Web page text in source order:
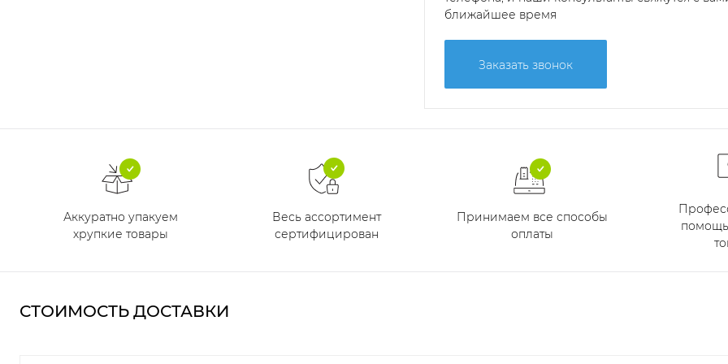
ближайшее время
Заказать звонок
Аккуратно упакуем
хрупкие товары
Весь ассортимент
сертифицирован
Принимаем все способы
оплаты
СТОИМОСТЬ ДОСТАВКИ